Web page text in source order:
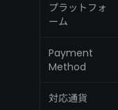
プラットフォ
ーム
Payment
Method
対応通貨